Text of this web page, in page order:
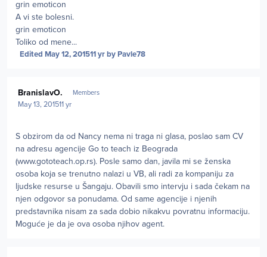
grin emoticon
A vi ste bolesni.
grin emoticon
Toliko od mene...
Edited May 12, 201511 yrby Pavle78
BranislavO. Members
May 13, 201511 yr
S obzirom da od Nancy nema ni traga ni glasa, poslao sam CV
na adresu agencije Go to teach iz Beograda
(www.gototeach.op.rs). Posle samo dan, javila mi se ženska
osoba koja se trenutno nalazi u VB, ali radi za kompaniju za
ljudske resurse u Šangaju. Obavili smo intervju i sada čekam na
njen odgovor sa ponudama. Od same agencije i njenih
predstavnika nisam za sada dobio nikakvu povratnu informaciju.
Moguće je da je ova osoba njihov agent.